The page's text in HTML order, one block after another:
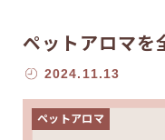
ペットアロマを
2024.11.13
ペットアロマ